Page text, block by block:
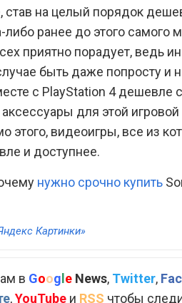
став на целый порядок
ранее до этого самого
приятно порадует, ведь
быть даже попросту и
с PlayStation 4 дешевле
для этой игровой
этого, видеоигры, все из
и доступнее.
нужно срочно купить
Картинки»
в Google News, Twitter,
,YouTube и RSS чтобы